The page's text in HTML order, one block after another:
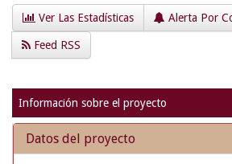
Ver Las Estadísticas Alerta Por
Feed RSS
Información sobre el proyecto
Datos del proyecto